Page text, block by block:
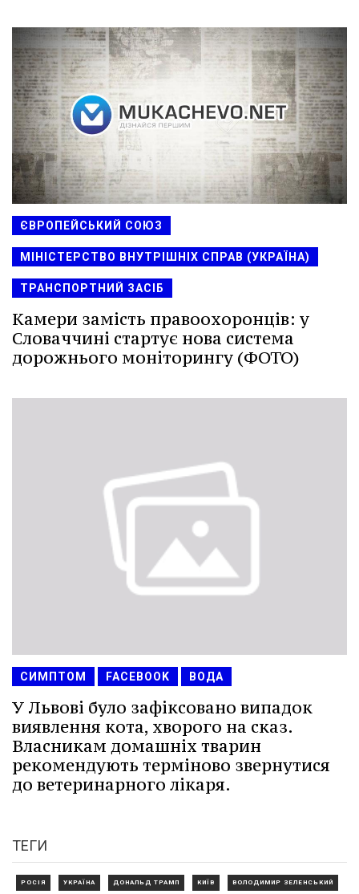
ЄВРОПЕЙСЬКИЙ СОЮЗ
МІНІСТЕРСТВО ВНУТРІШНІХ СПРАВ (УКРАЇНА)
ТРАНСПОРТНИЙ ЗАСІБ
Камери замість правоохоронців: у
Словаччині стартує нова система
дорожнього моніторингу (ФОТО)
СИМПТОМ FACEBOOK ВОДА
У Львові було зафіксовано випадок
виявлення кота, хворого на сказ.
Власникам домашніх тварин
рекомендують терміново звернутися
до ветеринарного лікаря.
ТЕГИ
РОСІЯ УКРАЇНА ДОНАЛЬД ТРАМП КИЇВ ВОЛОДИМИР ЗЕЛЕНСЬКИЙ